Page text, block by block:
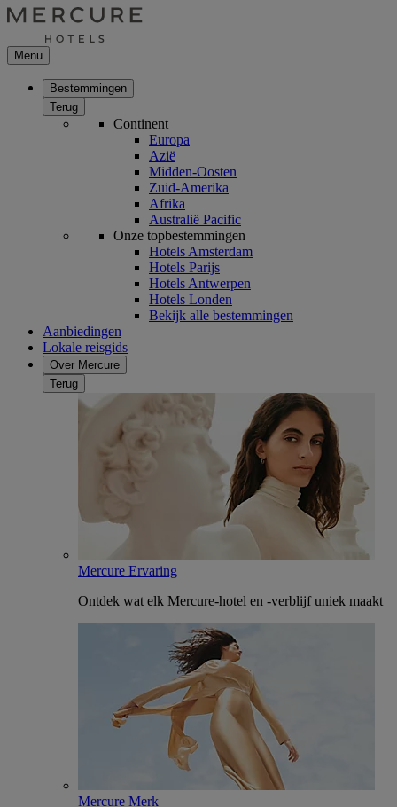
Menu
Bestemmingen
Terug
Continent
Europa
Azië
Midden-Oosten
Zuid-Amerika
Afrika
Australië Pacific
Onze topbestemmingen
Hotels Amsterdam
Hotels Parijs
Hotels Antwerpen
Hotels Londen
Bekijk alle bestemmingen
Aanbiedingen
Lokale reisgids
Over Mercure
Terug
Mercure Ervaring
Ontdek wat elk Mercure-hotel en -verblijf uniek maakt
Mercure Merk